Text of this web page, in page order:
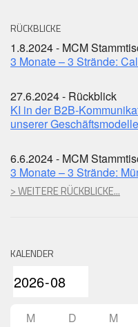
RÜCKBLICKE
1.8.2024 - MCM
3 Monate – 3 Strände:
27.6.2024 - Rückblick
KI in der B2B-
unserer
6.6.2024 - MCM
3 Monate – 3 Strände:
> WEITERE RÜCKBLICKE...
KALENDER
M D M